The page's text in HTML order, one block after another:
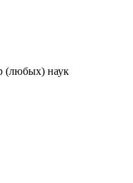
(любых) наук